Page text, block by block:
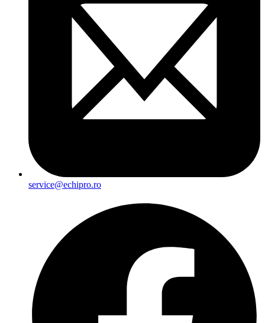
service@echipro.ro